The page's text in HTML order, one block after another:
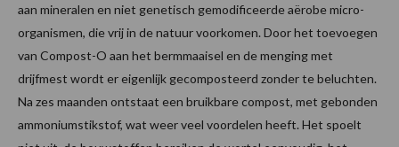
aan mineralen en niet genetisch gemodificeerde aërobe micro-
organismen, die vrij in de natuur voorkomen. Door het toevoegen
van Compost-O aan het bermmaaisel en de menging met
drijfmest wordt er eigenlijk gecomposteerd zonder te beluchten.
Na zes maanden ontstaat een bruikbare compost, met gebonden
ammoniumstikstof, wat weer veel voordelen heeft. Het spoelt